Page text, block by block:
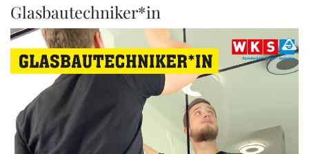
Glasbautechniker*in